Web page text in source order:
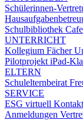
Schülerinnen-
Schulbibliothek
UNTERRICHT
Kollegium Fächer
Pilotprojekt iPad-
ELTERN
Schulelternbeirat
SERVICE
ESG virtuell
Anmeldungen